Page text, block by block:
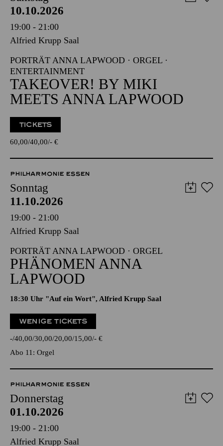
10.10.2026
19:00 - 21:00
Alfried Krupp Saal
PORTRÄT ANNA LAPWOOD · ORGEL ·
ENTERTAINMENT
TAKEOVER! BY MIKI
MEETS ANNA LAPWOOD
TICKETS
60,00 40,00 - €
PHILHARMONIE ESSEN
Sonntag
11.10.2026
19:00 - 21:00
Alfried Krupp Saal
PORTRÄT ANNA LAPWOOD · ORGEL
PHÄNOMEN ANNA
LAPWOOD
18:30 Uhr "Auf ein Wort", Alfried Krupp Saal
WENIGE TICKETS
- 40,00 30,00 20,00 15,00 - €
Abo 11: Orgel
PHILHARMONIE ESSEN
Donnerstag
01.10.2026
19:00 - 21:00
Alfried Krupp Saal